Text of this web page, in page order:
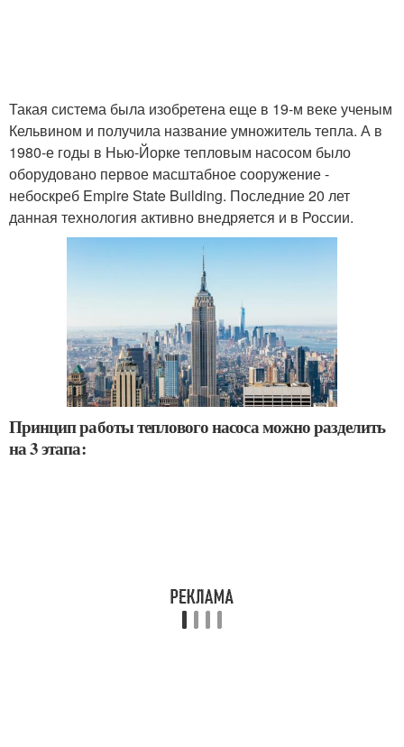
Такая система была изобретена еще в 19-м веке ученым
Кельвином и получила название умножитель тепла. А в
1980-е годы в Нью-Йорке тепловым насосом было
оборудовано первое масштабное сооружение -
небоскреб Empire State Building. Последние 20 лет
данная технология активно внедряется и в России.
Принцип работы теплового насоса можно разделить
на 3 этапа: